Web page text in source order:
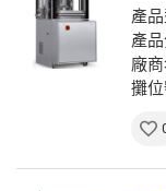
產
產品
廠商
攤